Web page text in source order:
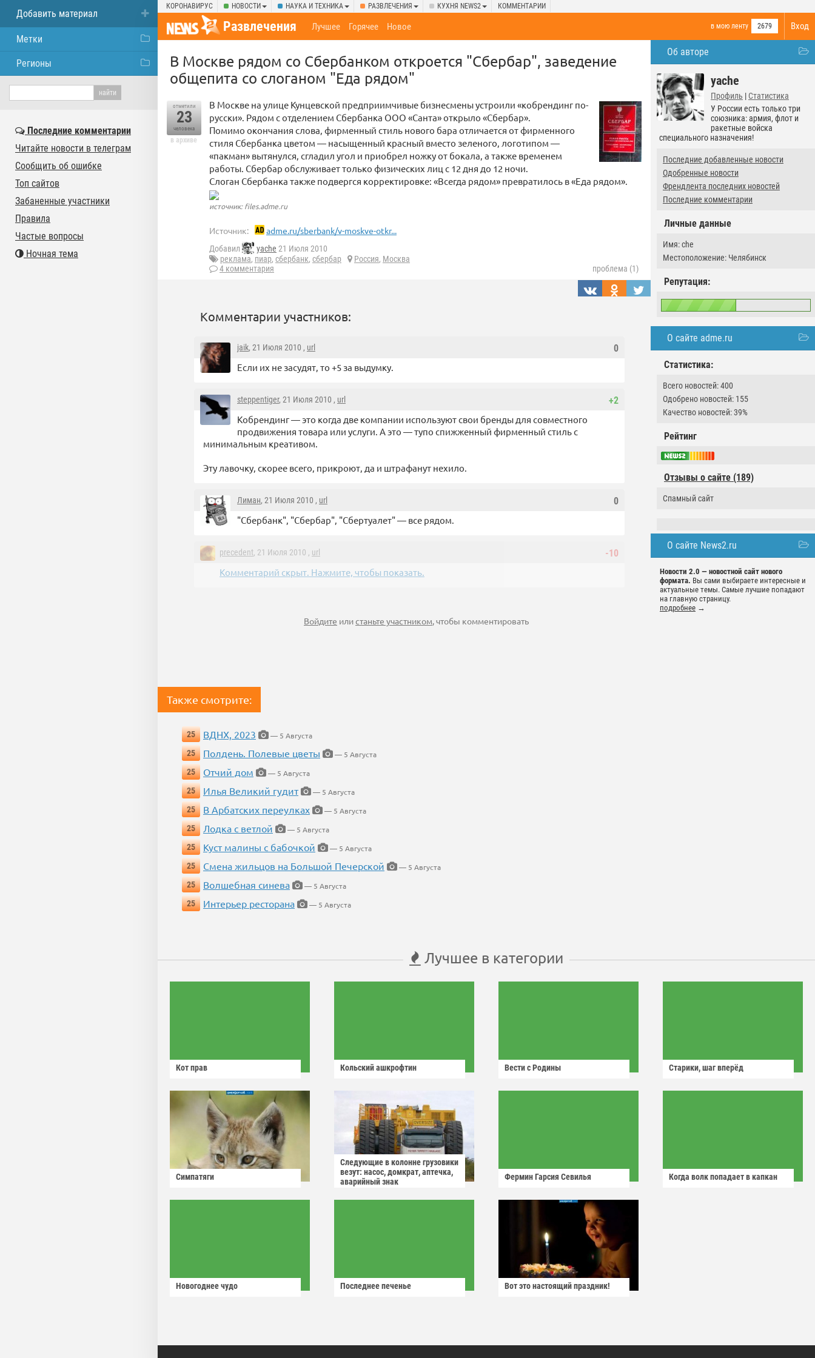
КОРОНАВИРУС НОВОСТИ НАУКА И ТЕХНИКА РАЗВЛЕЧЕНИЯ КУХНЯ NEWS2 КОММЕНТАРИИ
Вход
Развлечения в мою ленту 2679
Лучшее Горячее Новое
Об авторе
yache
Профиль | Статистика
У России есть только три
союзника: армия, флот и
ракетные войска
специального назначения!
Последние добавленные новости
Одобренные новости
Френдлента последних новостей
Последние комментарии
Личные данные
Имя: che
Местоположение: Челябинск
Репутация:
О сайте adme.ru
Статистика:
Всего новостей: 400
Одобрено новостей: 155
Качество новостей: 39%
Рейтинг
Отзывы о сайте (189)
Спамный сайт
О сайте News2.ru
Новости 2.0 — новостной сайт нового
формата. Вы сами выбираете интересные и
актуальные темы. Самые лучшие попадают
на главную страницу.
подробнее →
В Москве рядом со Сбербанком откроется "Сбербар", заведение
общепита со слоганом "Еда рядом"
отметили
23
человека
в архиве
В Москве на улице Кунцевской предприимчивые бизнесмены устроили «кобрендинг по-
русски». Рядом с отделением Сбербанка ООО «Санта» открыло «Сбербар».
Помимо окончания слова, фирменный стиль нового бара отличается от фирменного
стиля Сбербанка цветом — насыщенный красный вместо зеленого, логотипом —
«пакман» вытянулся, сгладил угол и приобрел ножку от бокала, а также временем
работы. Сбербар обслуживает только физических лиц с 12 дня до 12 ночи.
Слоган Сбербанка также подвергся корректировке: «Всегда рядом» превратилось в «Еда рядом».
источник: files.adme.ru
Источник: adme.ru/sberbank/v-moskve-otkr...
Добавил yache 21 Июля 2010
реклама, пиар, сбербанк, сбербар Россия, Москва
4 комментария
проблема (1)
Комментарии участников:
0
jaik, 21 Июля 2010 , url
Если их не засудят, то +5 за выдумку.
+2
steppentiger, 21 Июля 2010 , url
Кобрендинг — это когда две компании используют свои бренды для совместного
продвижения товара или услуги. А это — тупо спижженный фирменный стиль с
минимальным креативом.
Эту лавочку, скорее всего, прикроют, да и штрафанут нехило.
0
Лиман, 21 Июля 2010 , url
"Сбербанк", "Сбербар", "Сбертуалет" — все рядом.
-10
precedent, 21 Июля 2010 , url
Комментарий скрыт. Нажмите, чтобы показать.
Войдите илистаньте участником, чтобы комментировать
Также смотрите:
25 ВДНХ, 2023
— 5 Августа
25
Полдень. Полевые цветы
— 5 Августа
25
Отчий дом
— 5 Августа
25
Илья Великий гудит
— 5 Августа
25
В Арбатских переулках
— 5 Августа
25
Лодка с ветлой
— 5 Августа
25
Куст малины с бабочкой
— 5 Августа
25
Смена жильцов на Большой Печерской
— 5 Августа
25
Волшебная синева
— 5 Августа
25
Интерьер ресторана — 5 Августа
Лучшее в категории
Кот прав Кольский ашкрофтин Вести с Родины Старики, шаг вперёд
Симпатяги
Следующие в колонне грузовики
везут: насос, домкрат, аптечка,
аварийный знак
Фермин Гарсия Севилья Когда волк попадает в капкан
Новогоднее чудо Последнее печенье Вот это настоящий праздник!
Добавить материал
Метки
Регионы
Последние комментарии
Читайте новости в телеграм
Сообщить об ошибке
Топ сайтов
Забаненные участники
Правила
Частые вопросы
Ночная тема